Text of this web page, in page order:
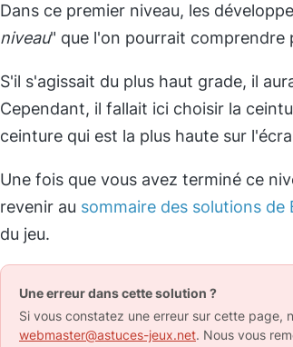
Dans ce premier niveau, les
niveau" que l'on pourrait comprendre
S'il s'agissait du plus haut grade, il
Cependant, il fallait ici choisir la
ceinture qui est la plus haute sur
Une fois que vous avez terminé ce
revenir au sommaire des solutions de
du jeu.
Une erreur dans cette solution ?
Si vous constatez une erreur sur cette page,
webmaster@astuces-jeux.net. Nous vous